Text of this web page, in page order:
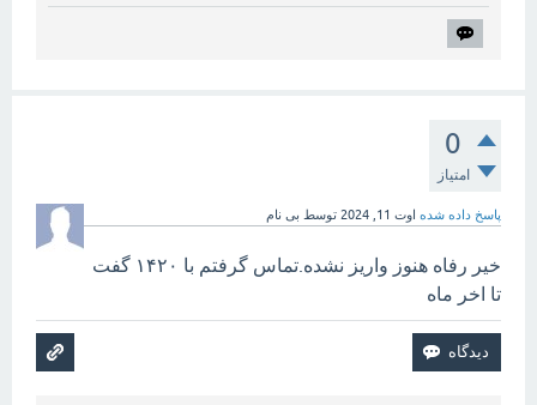
0
امتیاز
پاسخ داده شده اوت 11, 2024 توسط بی نام
خیر رفاه هنوز واریز نشده.تماس گرفتم با ۱۴۲۰ گفت
تا اخر ماه